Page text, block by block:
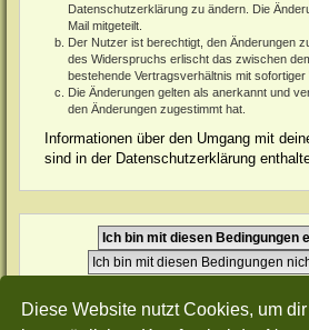
Diese Website nutzt Cookies, um
Datenschutzerklärung zu ändern. Die
Mail mitgeteilt.
Der Nutzer ist berechtigt, den Änderungen
des Widerspruchs erlischt das zwischen
bestehende Vertragsverhältnis mit sofortiger
Die Änderungen gelten als anerkannt und
den Änderungen zugestimmt hat.
Informationen über den Umgang mit
sind in der Datenschutzerklärung
Sudden-Strike-Maps.de Hauptseite